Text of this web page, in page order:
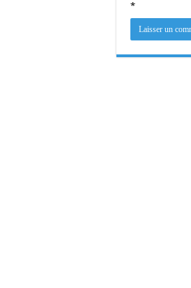
*